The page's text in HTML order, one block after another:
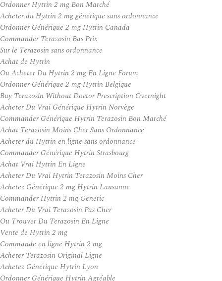
Ordonner Hytrin 2 mg Bon Marché
Acheter du Hytrin 2 mg générique sans ordonnance
Ordonner Générique 2 mg Hytrin Canada
Commander Terazosin Bas Prix
Sur le Terazosin sans ordonnance
Achat de Hytrin
Ou Acheter Du Hytrin 2 mg En Ligne Forum
Ordonner Générique 2 mg Hytrin Belgique
Buy Terazosin Without Doctor Prescription Overnight
Acheter Du Vrai Générique Hytrin Norvège
Commander Générique Hytrin Terazosin Bon Marché
Achat Terazosin Moins Cher Sans Ordonnance
Acheter du Hytrin en ligne sans ordonnance
Commander Générique Hytrin Strasbourg
Achat Vrai Hytrin En Ligne
Acheter Du Vrai Hytrin Terazosin Moins Cher
Achetez Générique 2 mg Hytrin Lausanne
Commander Hytrin 2 mg Generic
Acheter Du Vrai Terazosin Pas Cher
Ou Trouver Du Terazosin En Ligne
Vente de Hytrin 2 mg
Commande en ligne Hytrin 2 mg
Acheter Terazosin Original Ligne
Achetez Générique Hytrin Lyon
Ordonner Générique Hytrin Agréable